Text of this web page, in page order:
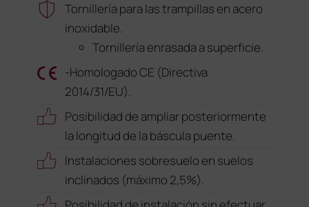
Tornillería para las trampillas en acero
inoxidable.
Tornillería enrasada a superficie.
-Homologado CE (Directiva
2014/31/EU).
Posibilidad de ampliar posteriormente
la longitud de la báscula puente.
Instalaciones sobresuelo en suelos
inclinados (máximo 2,5%).